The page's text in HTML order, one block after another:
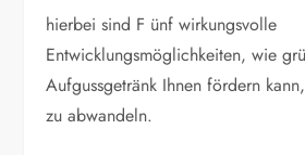
hierbei sind F ünf wirkungsvolle
Entwicklungsmöglichkeiten, wie
Aufgussgetränk Ihnen fördern
zu abwandeln.